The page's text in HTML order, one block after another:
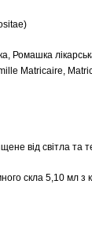
Ромашка
Matricaire,
від світла та
скла 5,10 мл з